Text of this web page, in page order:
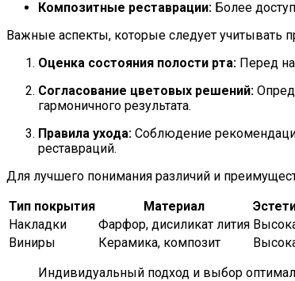
Композитные реставрации: Более
Важные аспекты, которые следует
Оценка состояния полости рта: Перед
Согласование цветовых решений:
гармоничного результата.
Правила ухода: Соблюдение
реставраций.
Для лучшего понимания различий и
Тип покрытия
Материал
Накладки
Фарфор, дисиликат лития
Виниры
Керамика, композит
Индивидуальный подход и выбор